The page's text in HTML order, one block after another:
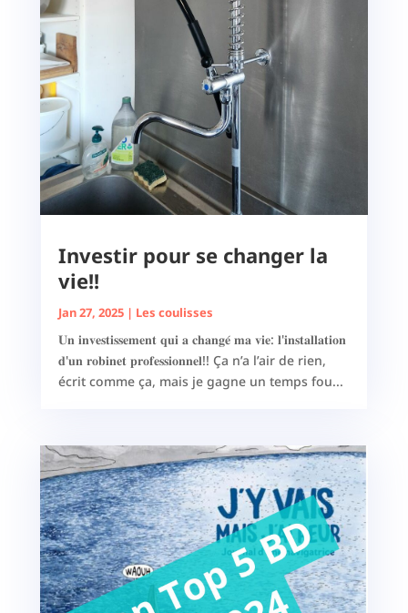
Investir pour se changer la
vie!!
Jan 27, 2025| Les coulisses
𝐔𝐧 𝐢𝐧𝐯𝐞𝐬𝐭𝐢𝐬𝐬𝐞𝐦𝐞𝐧𝐭 𝐪𝐮𝐢 𝐚 𝐜𝐡𝐚𝐧𝐠𝐞́ 𝐦𝐚 𝐯𝐢𝐞: 𝐥'𝐢𝐧𝐬𝐭𝐚𝐥𝐥𝐚𝐭𝐢𝐨𝐧
𝐝'𝐮𝐧 𝐫𝐨𝐛𝐢𝐧𝐞𝐭 𝐩𝐫𝐨𝐟𝐞𝐬𝐬𝐢𝐨𝐧𝐧𝐞𝐥!! Ça n’a l’air de rien,
écrit comme ça, mais je gagne un temps fou...